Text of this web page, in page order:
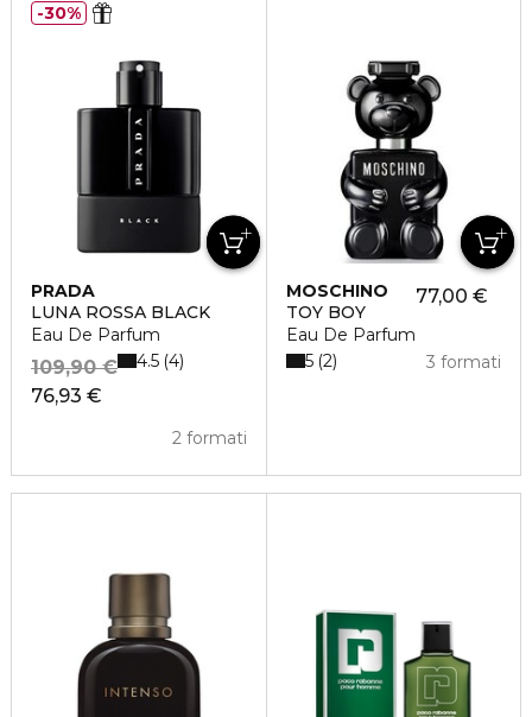
PRADA
LUNA ROSSA BLACK
Eau De Parfum
76,93 €
109,90 €
2 formati
4.5 4
30%
MOSCHINO
TOY BOY
Eau De Parfum
77,00 €
3 formati
5 2